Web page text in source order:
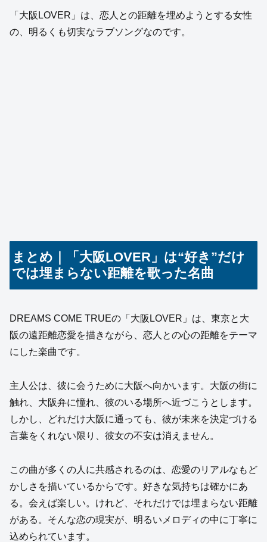
「大阪LOVER」は、恋人との距離を埋めようとする女性
の、明るくも切実なラブソングなのです。
まとめ｜「大阪LOVER」は“好き”だけ
では埋まらない距離を歌った名曲
DREAMS COME TRUEの「大阪LOVER」は、東京と大
阪の遠距離恋愛を描きながら、恋人との心の距離をテーマ
にした楽曲です。
主人公は、彼に会うために大阪へ向かいます。大阪の街に
触れ、大阪弁に憧れ、彼のいる場所へ近づこうとします。
しかし、どれだけ大阪に通っても、彼が未来を決定づける
言葉をくれない限り、彼女の不安は消えません。
この曲が多くの人に共感されるのは、恋愛のリアルなもど
かしさを描いているからです。好きな気持ちは確かにあ
る。会えば楽しい。けれど、それだけでは埋まらない距離
がある。そんな恋の現実が、明るいメロディの中に丁寧に
込められています。